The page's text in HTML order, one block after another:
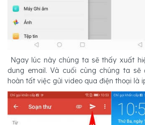
Ngay lúc này chúng ta sẽ thấy xuất
dung email. Và cuối cùng chúng ta
hoàn tất việc gửi video qua điện thoại là